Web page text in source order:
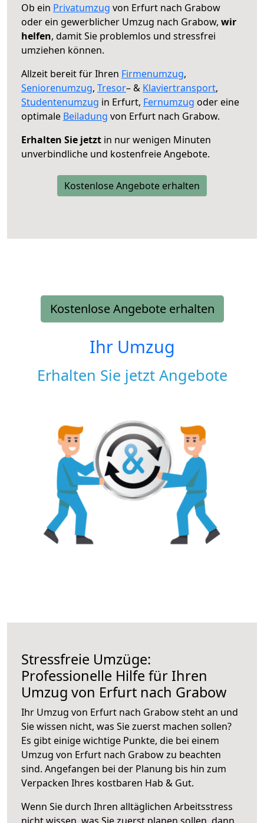
Ob ein Privatumzug von Erfurt nach Grabow
oder ein gewerblicher Umzug nach Grabow, wir
helfen, damit Sie problemlos und stressfrei
umziehen können.
Allzeit bereit für Ihren Firmenumzug,
Seniorenumzug, Tresor– & Klaviertransport,
Studentenumzug in Erfurt, Fernumzug oder eine
optimale Beiladung von Erfurt nach Grabow.
Erhalten Sie jetzt in nur wenigen Minuten
unverbindliche und kostenfreie Angebote.
Kostenlose Angebote erhalten
Kostenlose Angebote erhalten
Ihr Umzug
Erhalten Sie jetzt Angebote
Stressfreie Umzüge:
Professionelle Hilfe für Ihren
Umzug von Erfurt nach Grabow
Ihr Umzug von Erfurt nach Grabow steht an und
Sie wissen nicht, was Sie zuerst machen sollen?
Es gibt einige wichtige Punkte, die bei einem
Umzug von Erfurt nach Grabow zu beachten
sind. Angefangen bei der Planung bis hin zum
Verpacken Ihres kostbaren Hab & Gut.
Wenn Sie durch Ihren alltäglichen Arbeitsstress